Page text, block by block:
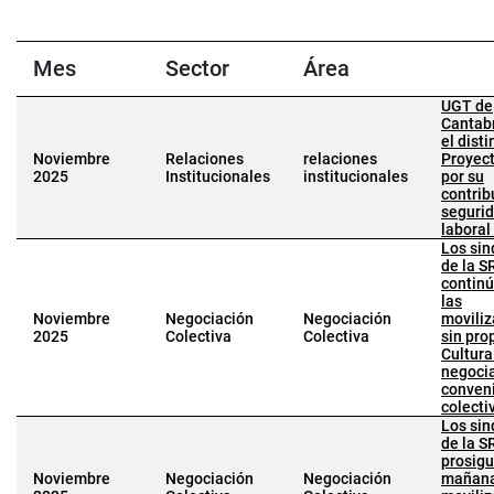
Mes Sector Área
Noviembre
2025
Relaciones
Institucionales
relaciones
institucionales
UGT de
el
por su
Noviembre
2025
Negociación
Colectiva
Negociación
Colectiva
Los
de la
las
sin
Noviembre
Negociación
Negociación
Los
de la